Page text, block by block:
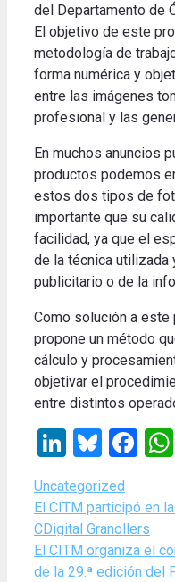
del Departamento de
El objetivo de este
metodología de
forma numérica y
entre las imágenes
profesional y las
En muchos anuncios
productos podemos
estos dos tipos de
importante que su
facilidad, ya que el
de la técnica utilizada
publicitario o de la
Como solución a este
propone un método
cálculo y
objetivar el
entre distintos
LinkedIn
Categories
Uncategorized
El CITM participó en
CDigital Granollers
El CITM organiza el
de la 29.ª edición del